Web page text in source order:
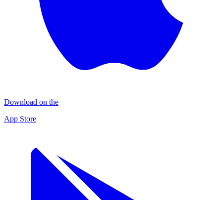
Download on the
App Store